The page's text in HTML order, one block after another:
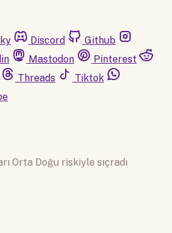
Discord
Github
Mastodon
Pinterest
Threads
Tiktok
Orta Doğu riskiyle sıçradı